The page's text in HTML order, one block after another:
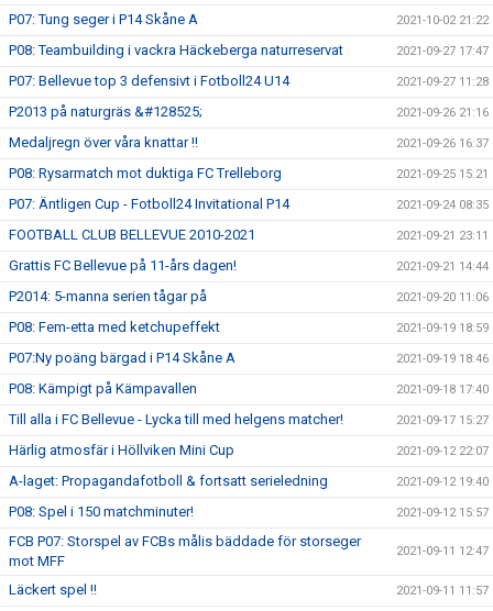
P07: Tung seger i P14 Skåne A 2021-10-02 21:22
P08: Teambuilding i vackra Häckeberga naturreservat 2021-09-27 17:47
P07: Bellevue top 3 defensivt i Fotboll24 U14 2021-09-27 11:28
P2013 på naturgräs &#128525; 2021-09-26 21:16
Medaljregn över våra knattar !! 2021-09-26 16:37
P08: Rysarmatch mot duktiga FC Trelleborg 2021-09-25 15:21
P07: Äntligen Cup - Fotboll24 Invitational P14 2021-09-24 08:35
FOOTBALL CLUB BELLEVUE 2010-2021 2021-09-21 23:11
Grattis FC Bellevue på 11-års dagen! 2021-09-21 14:44
P2014: 5-manna serien tågar på 2021-09-20 11:06
P08: Fem-etta med ketchupeffekt 2021-09-19 18:59
P07:Ny poäng bärgad i P14 Skåne A 2021-09-19 18:46
P08: Kämpigt på Kämpavallen 2021-09-18 17:40
Till alla i FC Bellevue - Lycka till med helgens matcher! 2021-09-17 15:27
Härlig atmosfär i Höllviken Mini Cup 2021-09-12 22:07
A-laget: Propagandafotboll & fortsatt serieledning 2021-09-12 19:40
P08: Spel i 150 matchminuter! 2021-09-12 15:57
FCB P07: Storspel av FCBs målis bäddade för storseger
mot MFF
2021-09-11 12:47
Läckert spel !! 2021-09-11 11:57